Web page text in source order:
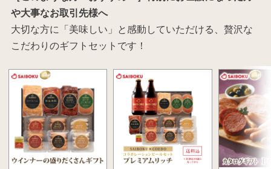
や大事なお取引先様へ
大切な方に「美味しい」と感動していただける、贅沢な
こだわりのギフトセットです！